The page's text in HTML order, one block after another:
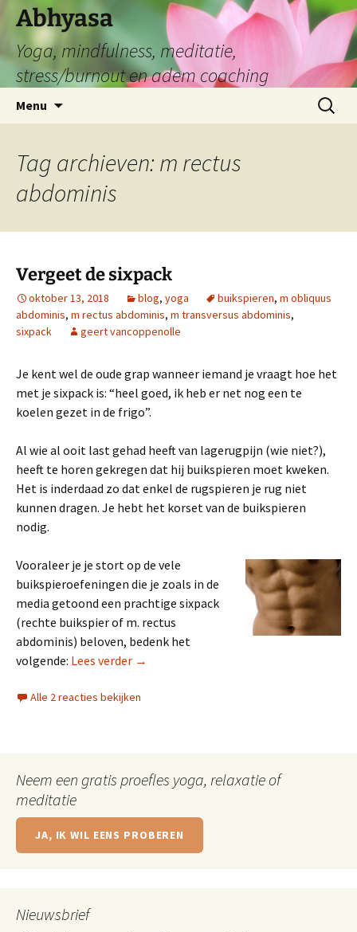
Abhyasa
Yoga, mindfulness, meditatie,
stress/burnout en adem coaching
Menu
inhoud
Zoeken
naar:
Tag archieven: m rectus
abdominis
Vergeet de sixpack
oktober 13, 2018 blog, yoga buikspieren, m obliquus
abdominis, m rectus abdominis, m transversus abdominis,
sixpack
geert vancoppenolle
Je kent wel de oude grap wanneer iemand je vraagt hoe het
met je sixpack is: “heel goed, ik heb er net nog een te
koelen gezet in de frigo”.
Al wie al ooit last gehad heeft van lagerugpijn (wie niet?),
heeft te horen gekregen dat hij buikspieren moet kweken.
Het is inderdaad zo dat enkel de rugspieren je rug niet
kunnen dragen. Je hebt het korset van de buikspieren
nodig.
Vooraleer je je stort op de vele
buikspieroefeningen die je zoals in de
media getoond een prachtige sixpack
(rechte buikspier of m. rectus
abdominis) beloven, bedenk het
volgende: Lees verder Vergeet de sixpack
→
Alle 2 reacties bekijken
Neem een gratis proefles yoga, relaxatie of
meditatie
JA, IK WIL EENS PROBEREN
Nieuwsbrief